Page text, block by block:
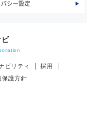
シー設定
ビ
ビリティ
採用
保護方針